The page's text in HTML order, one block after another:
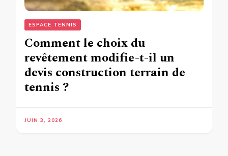
ESPACE TENNIS
Comment le choix du
revêtement modifie-t-il un
devis construction terrain de
tennis ?
JUIN 3, 2026